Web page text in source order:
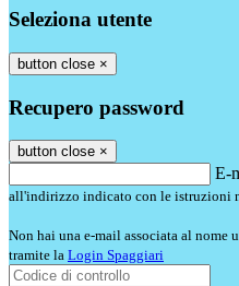
Seleziona utente
button close ×
Recupero password
button close ×
E-
all'indirizzo indicato con le istruzioni
Non hai una e-mail associata al nome
tramite la Login Spaggiari